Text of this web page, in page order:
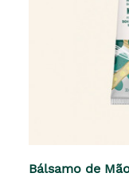
Bálsamo de